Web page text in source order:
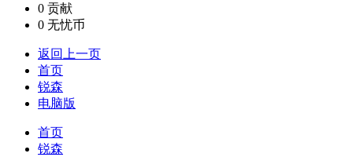
0 贡献
0 无忧币
返回上一页
首页
锐森
电脑版
首页
锐森